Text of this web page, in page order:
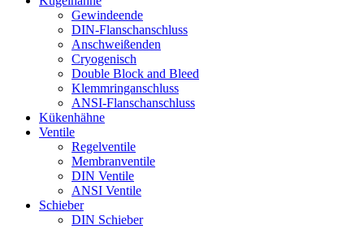
Gewindeende
DIN-Flanschanschluss
Anschweißenden
Cryogenisch
Double Block and Bleed
Klemmringanschluss
ANSI-Flanschanschluss
Kükenhähne
Ventile
Regelventile
Membranventile
DIN Ventile
ANSI Ventile
Schieber
DIN Schieber